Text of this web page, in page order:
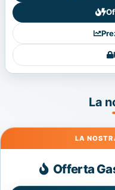
La
Gas
Offerta